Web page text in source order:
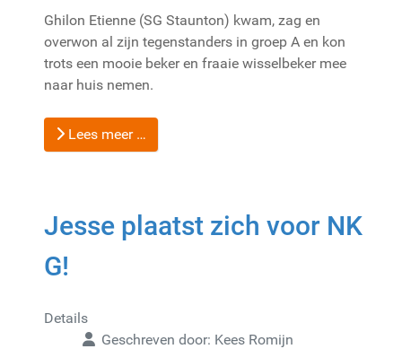
Ghilon Etienne (SG Staunton) kwam, zag en
overwon al zijn tegenstanders in groep A en kon
trots een mooie beker en fraaie wisselbeker mee
naar huis nemen.
Lees meer …
Jesse plaatst zich voor NK
G!
Details
Geschreven door: Kees Romijn